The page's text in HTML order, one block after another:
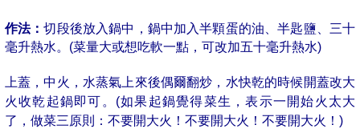
作法：切段後放入鍋中，鍋中加入半顆蛋的油、半匙鹽、三十
毫升熱水。(菜量大或想吃軟一點，可改加五十毫升熱水)
上蓋，中火，水蒸氣上來後偶爾翻炒，水快乾的時候開蓋改大
火收乾起鍋即可。(如果起鍋覺得菜生，表示一開始火太大
了，做菜三原則：不要開大火！不要開大火！不要開大火！)